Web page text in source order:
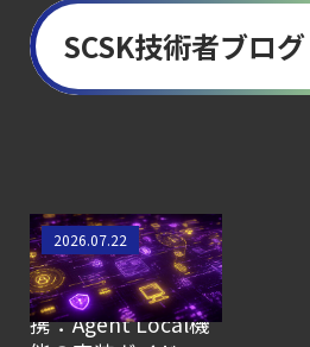
SCSK技術者ブログ
セキュリティ運用の
効率化を実現する
SysdigとSIEMの連
携：Agent Local機
2026.07.22